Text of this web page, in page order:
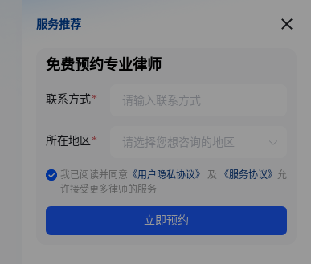
服务推荐
服务推荐
免费预约专业律师
联系方式
所在地区
我已阅读并同意 《用户隐私协议》 及 《服务协议》 允
许接受更多律师的服务
立即预约